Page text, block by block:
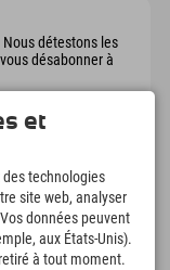
détestons les
désabonner à
et
technologies
site web, analyser
données peuvent
aux États-Unis).
à tout moment.